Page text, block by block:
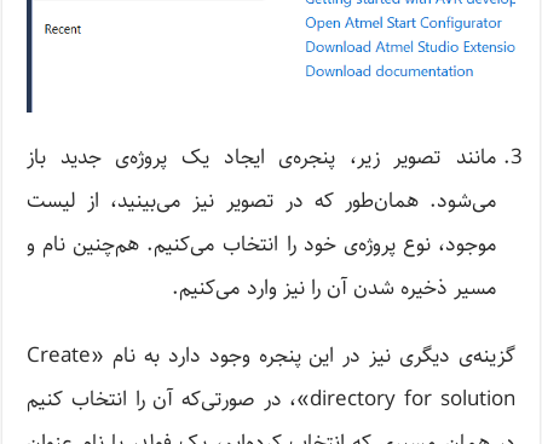
مانند تصویر زیر، پنجره‌ی ایجاد یک پروژه‌ی جدید باز
می‌شود. همان‌طور که در تصویر نیز می‌بینید، از لیست
موجود، نوع پروژه‌ی خود را انتخاب می‌کنیم. هم‌چنین نام و
مسیر ذخیره شدن آن را نیز وارد می‌کنیم.
گزینه‌ی دیگری نیز در این پنجره وجود دارد به نام «Create
directory for solution»، در صورتی‌که آن را انتخاب کنیم